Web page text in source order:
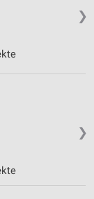
❯
❯